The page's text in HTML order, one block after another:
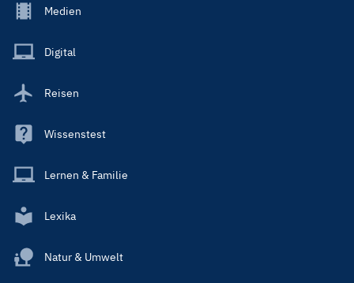
Footer
Main
Medien
Digital
Reisen
Wissenstest
Lernen & Familie
Lexika
Natur & Umwelt